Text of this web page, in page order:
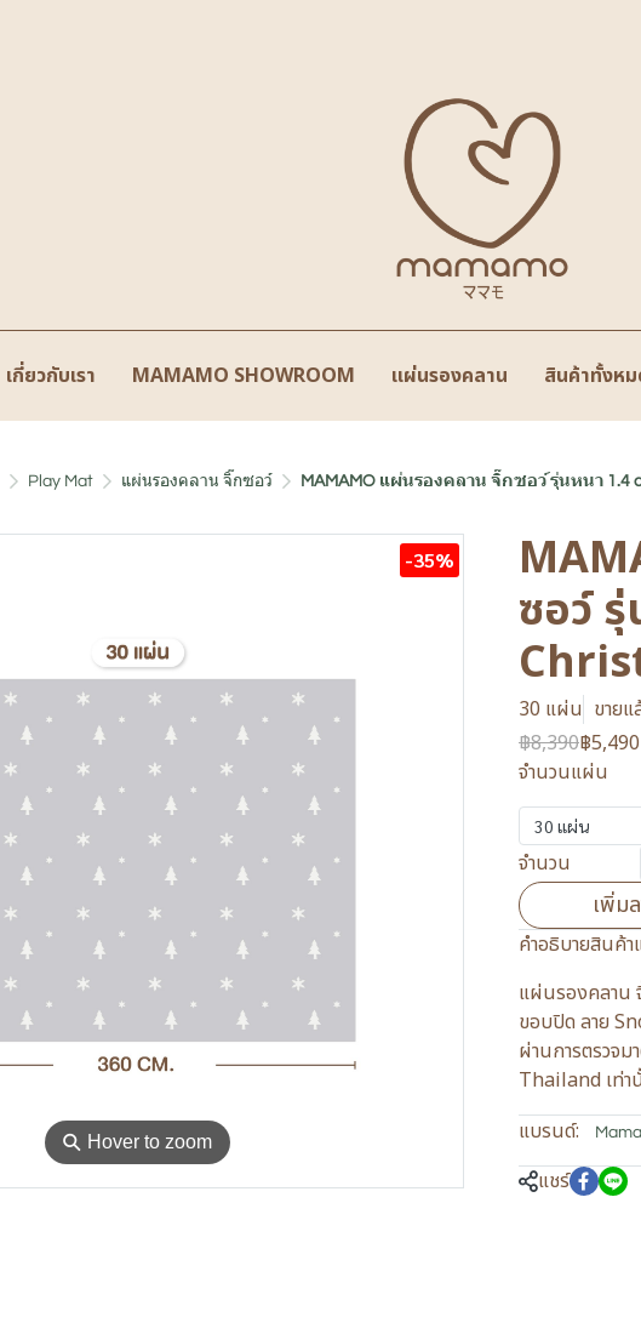
เกี่ยวกับเรา MAMAMO SHOWROOM แผ่นรองคลาน สินค้าทั้งห
Play Mat แผ่นรองคลาน จิ๊กซอว์ MAMAMO แผ่นรองคลาน จิ๊กซอว์ รุ่นหนา 1.4
⚲ Hover to zoom
-35%
ซอว์
30 แผ่น ขายแ
฿8,390฿5,490
จำนวนแผ่น
30 แผ่น
จำนวน
เพิ่ม
คำอธิบายสินค้
แผ่นรองคลาน
ขอบปิด ลาย
ผ่านการตรวจม
Thailand เท่า
แบรนด์:
แชร์